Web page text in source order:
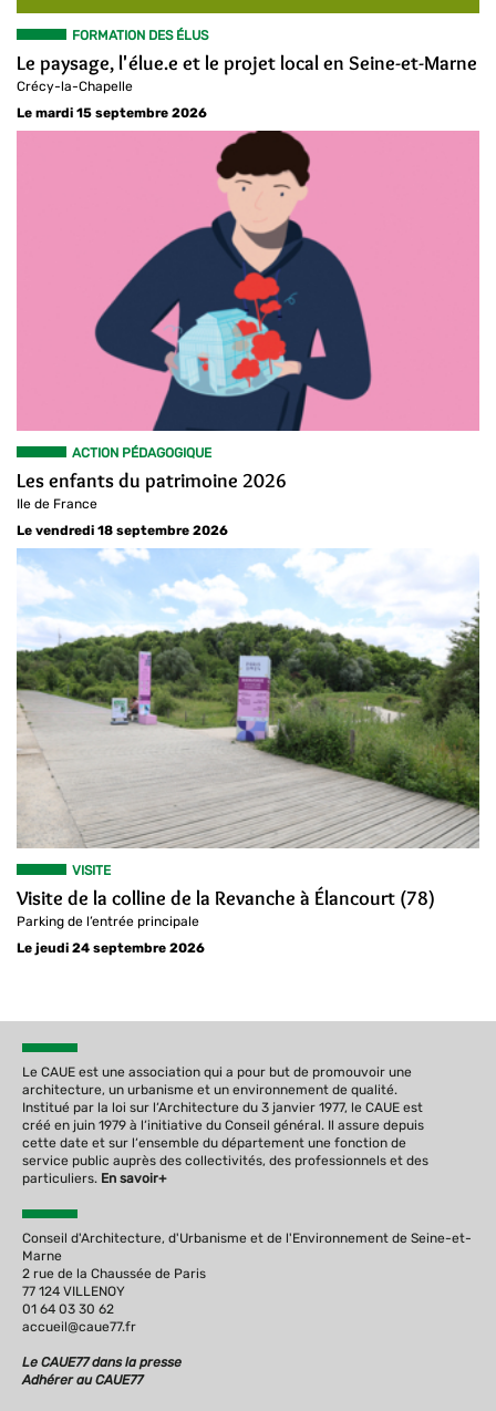
FORMATION DES ÉLUS
Le paysage, l'élue.e et le projet local en Seine-et-Marne
Crécy-la-Chapelle
Le mardi 15 septembre 2026
ACTION PÉDAGOGIQUE
Les enfants du patrimoine 2026
Ile de France
Le vendredi 18 septembre 2026
VISITE
Visite de la colline de la Revanche à Élancourt (78)
Parking de l’entrée principale
Le jeudi 24 septembre 2026
Le CAUE est une association qui a pour but de promouvoir une
architecture, un urbanisme et un environnement de qualité.
Institué par la loi sur l‘Architecture du 3 janvier 1977, le CAUE est
créé en juin 1979 à l‘initiative du Conseil général. Il assure depuis
cette date et sur l‘ensemble du département une fonction de
service public auprès des collectivités, des professionnels et des
particuliers. En savoir+
Conseil d'Architecture, d'Urbanisme et de l'Environnement de Seine-et-
Marne
2 rue de la Chaussée de Paris
77 124 VILLENOY
01 64 03 30 62
accueil@caue77.fr
Le CAUE77 dans la presse
Adhérer au CAUE77